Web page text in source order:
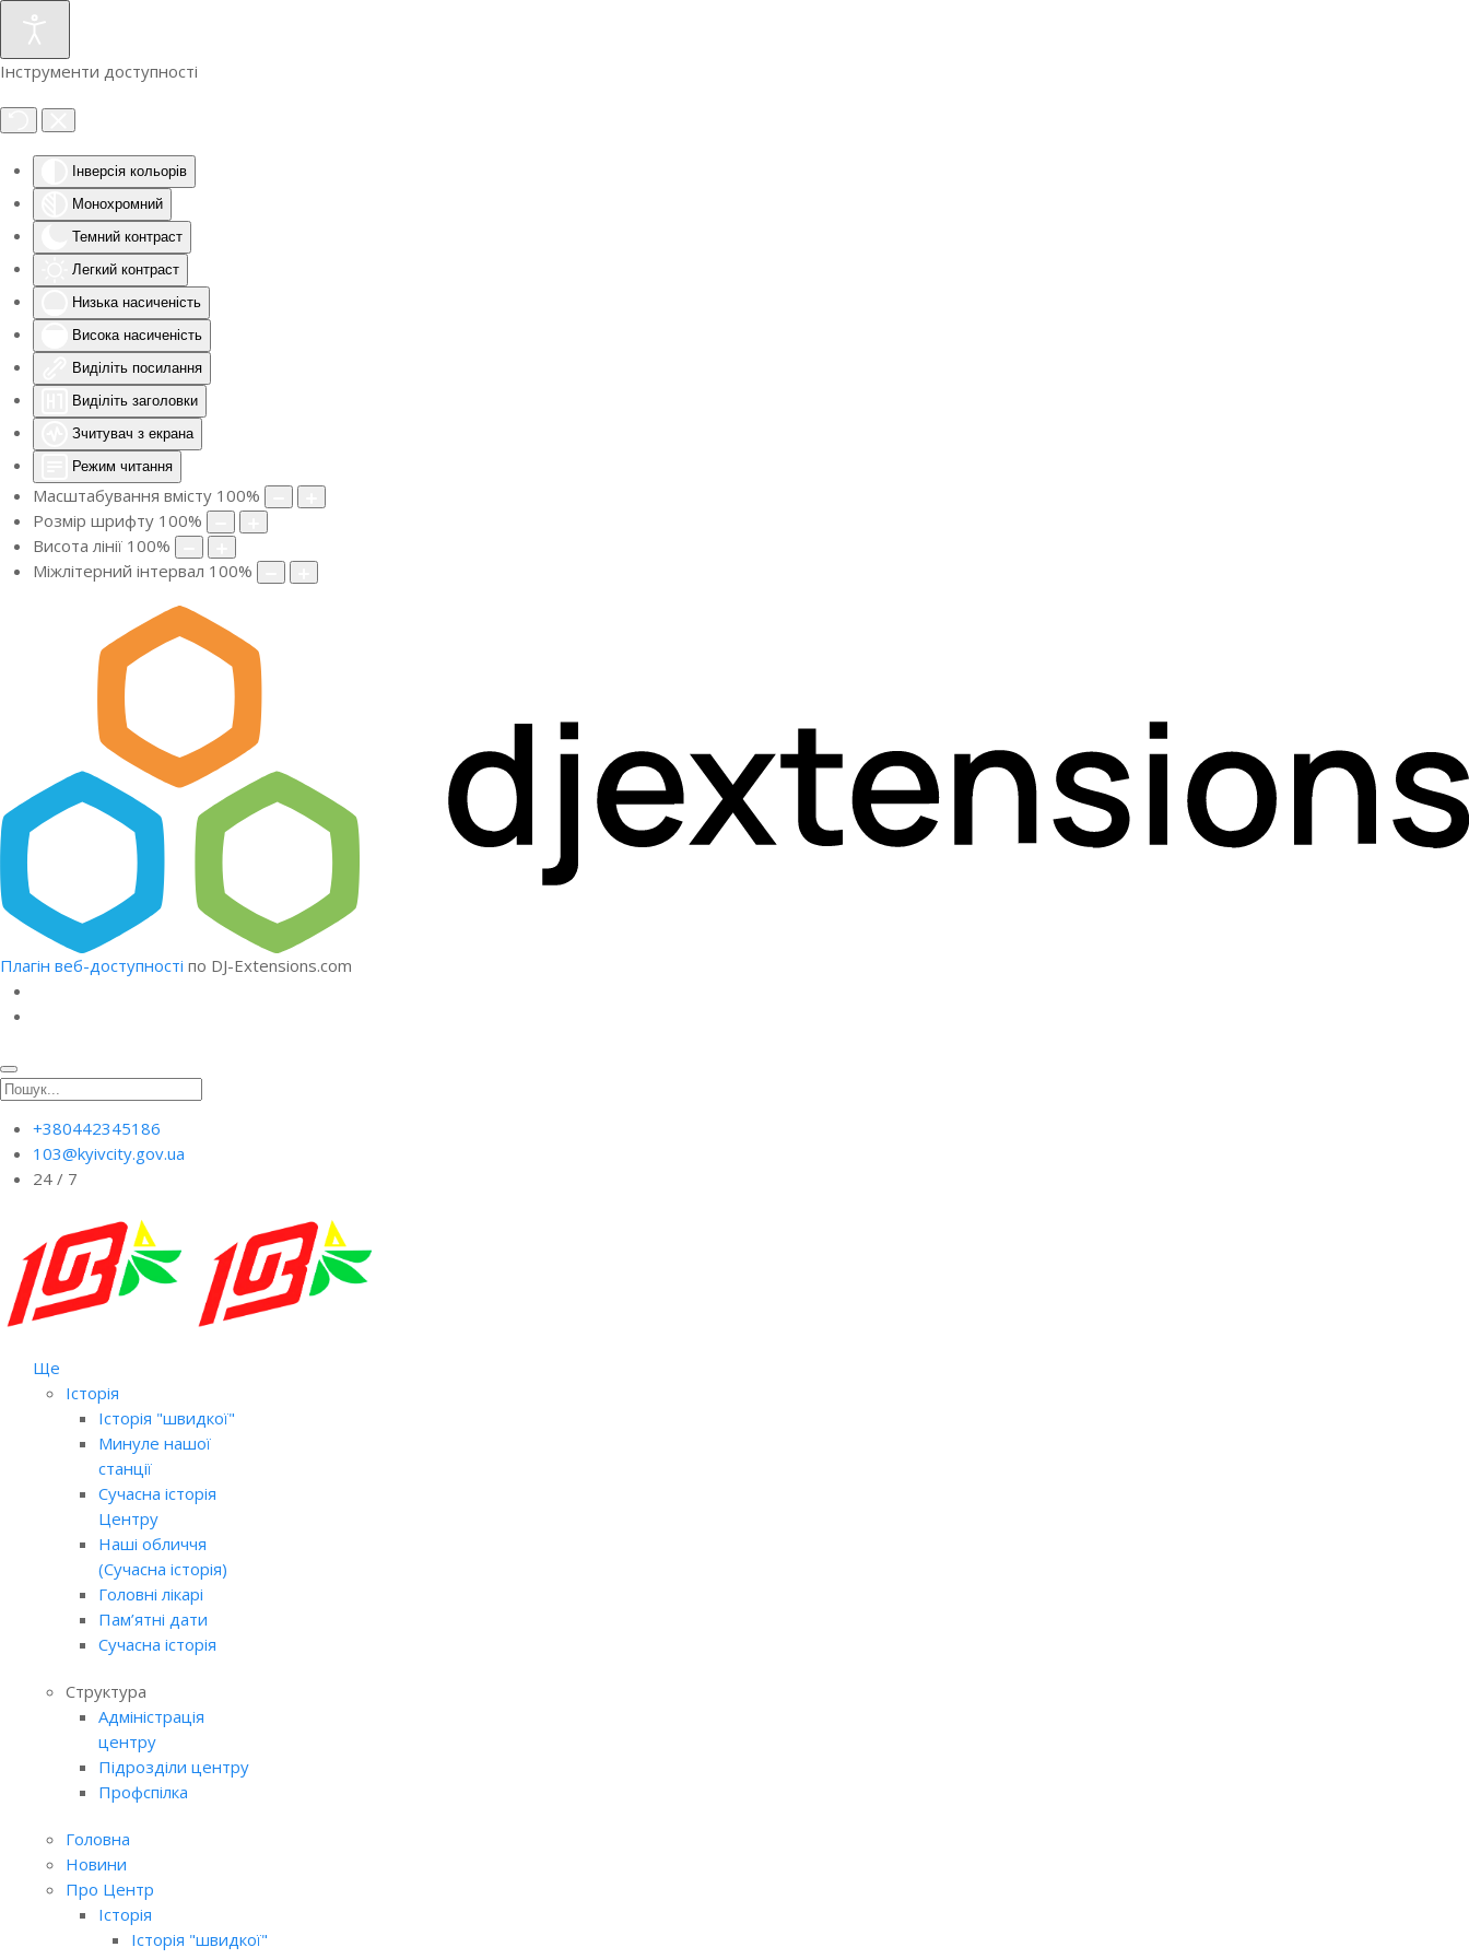
Інструменти доступності
Інверсія кольорів
Монохромний
Темний контраст
Легкий контраст
Низька насиченість
Висока насиченість
Виділіть посилання
Виділіть заголовки
Зчитувач з екрана
Режим читання
Масштабування вмісту 100%
Розмір шрифту 100%
Висота лінії 100%
Міжлітерний інтервал 100%
Плагін веб-доступності по DJ-Extensions.com
+380442345186
103@kyivcity.gov.ua
24 / 7
Ще
Історія
Історія "швидкої"
Минуле нашої
станції
Сучасна історія
Центру
Наші обличчя
(Сучасна історія)
Головні лікарі
Пам’ятні дати
Сучасна історія
Структура
Адміністрація
центру
Підрозділи центру
Профспілка
Головна
Новини
Про Центр
Історія
Історія "швидкої"